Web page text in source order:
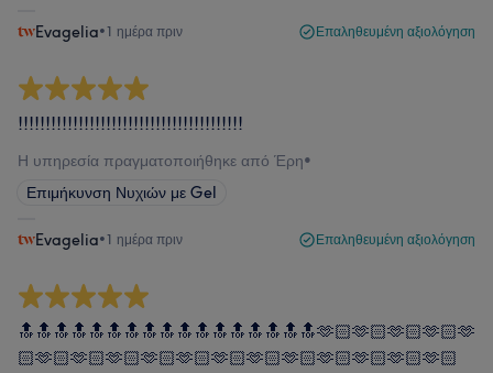
Evagelia•1 ημέρα πριν Επαληθευμένη αξιολόγηση
!!!!!!!!!!!!!!!!!!!!!!!!!!!!!!!!!!!!!!!!!
Η υπηρεσία πραγματοποιήθηκε από Έρη•
Επιμήκυνση Νυχιών με Gel
Evagelia•1 ημέρα πριν Επαληθευμένη αξιολόγηση
🔝🔝🔝🔝🔝🔝🔝🔝🔝🔝🔝🔝🔝🔝🔝🔝🔝🫶🏻🫶🏻🫶🏻🫶🏻🫶
🏻🫶🏻🫶🏻🫶🏻🫶🏻🫶🏻🫶🏻🫶🏻🫶🏻🫶🏻🫶🏻🫶🏻🫶🏻